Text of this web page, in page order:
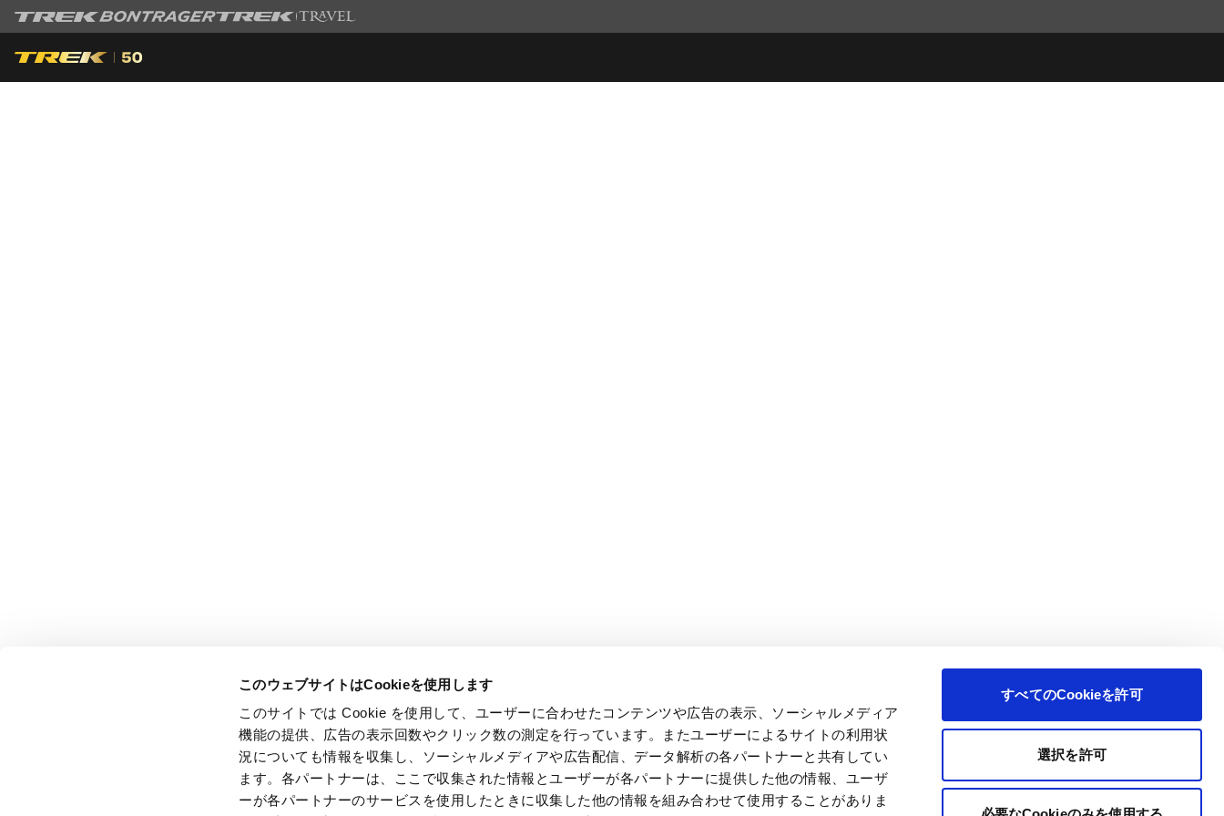
このウェブサイトはCookieを使用します
このサイトでは Cookie を使用して、ユーザーに合わせたコンテンツや広告の表示、ソーシャルメディア
機能の提供、広告の表示回数やクリック数の測定を行っています。またユーザーによるサイトの利用状
況についても情報を収集し、ソーシャルメディアや広告配信、データ解析の各パートナーと共有してい
ます。各パートナーは、ここで収集された情報とユーザーが各パートナーに提供した他の情報、ユーザ
ーが各パートナーのサービスを使用したときに収集した他の情報を組み合わせて使用することがありま
すべてのCookieを許可
選択を許可